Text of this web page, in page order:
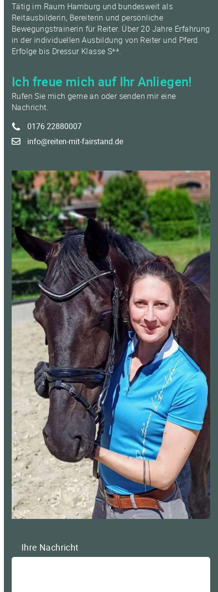
Tätig im Raum Hamburg und bundesweit als
Reitausbilderin, Bereiterin und persönliche
Bewegungstrainerin für Reiter. Über 20 Jahre Erfahrung
in der individuellen Ausbildung von Reiter und Pferd.
Erfolge bis Dressur Klasse S**.
Ich freue mich auf Ihr Anliegen!
Rufen Sie mich gerne an oder senden mir eine
Nachricht.
0176 22880007
info@reiten-mit-fairstand.de
Ihre Nachricht